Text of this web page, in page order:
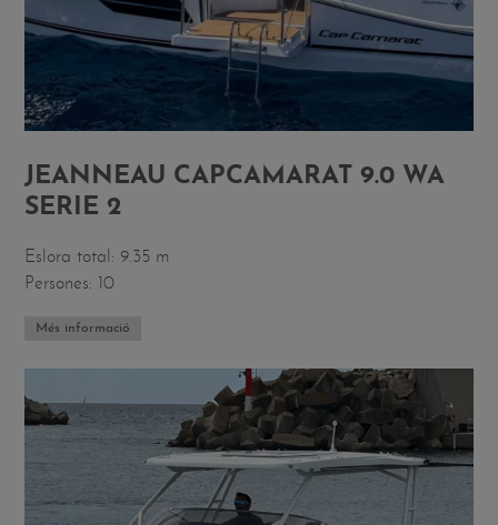
JEANNEAU CAPCAMARAT 9.0 WA
SERIE 2
Eslora total: 9.35 m
Persones: 10
Més informació